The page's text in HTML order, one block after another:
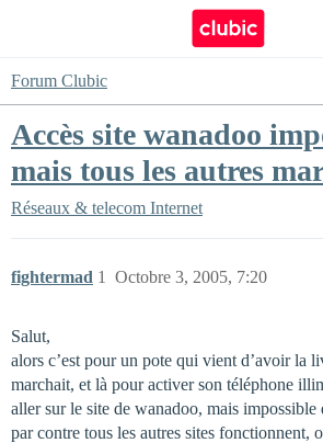
Forum Clubic
Accès site wanadoo
mais tous les autres
Réseaux & telecom Internet
fightermad Octobre 3, 2005, 7:20
1
Salut,
alors c’est pour un pote qui vient d’avoir la
marchait, et là pour activer son téléphone
aller sur le site de wanadoo, mais
par contre tous les autres sites